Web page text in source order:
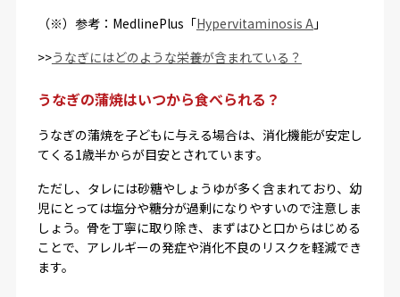
（※）参考：MedlinePlus「Hypervitaminosis A」
>>うなぎにはどのような栄養が含まれている？
うなぎの蒲焼はいつから食べられる？
うなぎの蒲焼を子どもに与える場合は、消化機能が安定し
てくる1歳半からが目安とされています。
ただし、タレには砂糖やしょうゆが多く含まれており、幼
児にとっては塩分や糖分が過剰になりやすいので注意しま
しょう。骨を丁寧に取り除き、まずはひと口からはじめる
ことで、アレルギーの発症や消化不良のリスクを軽減でき
ます。